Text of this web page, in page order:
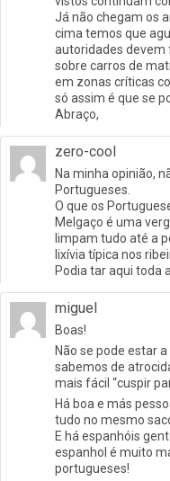
Já não chegam os
cima temos que
autoridades devem
sobre carros de
em zonas críticas
só assim é que se
Abraço,
zero-cool
Na minha opinião,
Portugueses.
O que os
Melgaço é uma
limpam tudo até a
lixívia típica nos
Podia tar aqui toda
miguel
Boas!
Não se pode estar
sabemos de
mais fácil “cuspir
Há boa e más
tudo no mesmo
E há espanhóis
espanhol é muito
portugueses!